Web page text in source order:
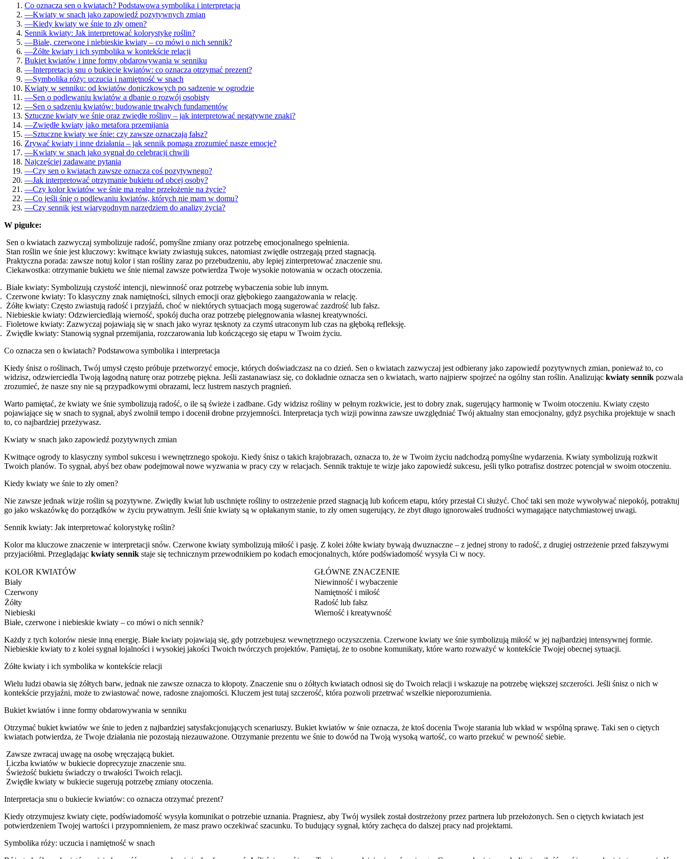
Co oznacza sen o kwiatach? Podstawowa symbolika i interpretacja
—Kwiaty w snach jako zapowiedź pozytywnych zmian
—Kiedy kwiaty we śnie to zły omen?
Sennik kwiaty: Jak interpretować kolorystykę roślin?
—Białe, czerwone i niebieskie kwiaty – co mówi o nich sennik?
—Żółte kwiaty i ich symbolika w kontekście relacji
Bukiet kwiatów i inne formy obdarowywania w senniku
—Interpretacja snu o bukiecie kwiatów: co oznacza otrzymać prezent?
—Symbolika róży: uczucia i namiętność w snach
Kwiaty w senniku: od kwiatów doniczkowych po sadzenie w ogrodzie
—Sen o podlewaniu kwiatów a dbanie o rozwój osobisty
—Sen o sadzeniu kwiatów: budowanie trwałych fundamentów
Sztuczne kwiaty we śnie oraz zwiędłe rośliny – jak interpretować negatywne znaki?
—Zwiędłe kwiaty jako metafora przemijania
—Sztuczne kwiaty we śnie: czy zawsze oznaczają fałsz?
Zrywać kwiaty i inne działania – jak sennik pomaga zrozumieć nasze emocje?
—Kwiaty w snach jako sygnał do celebracji chwili
Najczęściej zadawane pytania
—Czy sen o kwiatach zawsze oznacza coś pozytywnego?
—Jak interpretować otrzymanie bukietu od obcej osoby?
—Czy kolor kwiatów we śnie ma realne przełożenie na życie?
—Co jeśli śnię o podlewaniu kwiatów, których nie mam w domu?
—Czy sennik jest wiarygodnym narzędziem do analizy życia?
W pigułce:
Sen o kwiatach zazwyczaj symbolizuje radość, pomyślne zmiany oraz potrzebę emocjonalnego spełnienia.
Stan roślin we śnie jest kluczowy: kwitnące kwiaty zwiastują sukces, natomiast zwiędłe ostrzegają przed stagnacją.
Praktyczna porada: zawsze notuj kolor i stan rośliny zaraz po przebudzeniu, aby lepiej zinterpretować znaczenie snu.
Ciekawostka: otrzymanie bukietu we śnie niemal zawsze potwierdza Twoje wysokie notowania w oczach otoczenia.
Białe kwiaty: Symbolizują czystość intencji, niewinność oraz potrzebę wybaczenia sobie lub innym.
Czerwone kwiaty: To klasyczny znak namiętności, silnych emocji oraz głębokiego zaangażowania w relację.
Żółte kwiaty: Często zwiastują radość i przyjaźń, choć w niektórych sytuacjach mogą sugerować zazdrość lub fałsz.
Niebieskie kwiaty: Odzwierciedlają wierność, spokój ducha oraz potrzebę pielęgnowania własnej kreatywności.
Fioletowe kwiaty: Zazwyczaj pojawiają się w snach jako wyraz tęsknoty za czymś utraconym lub czas na głęboką refleksję.
Zwiędłe kwiaty: Stanowią sygnał przemijania, rozczarowania lub kończącego się etapu w Twoim życiu.
Co oznacza sen o kwiatach? Podstawowa symbolika i interpretacja
Kiedy śnisz o roślinach, Twój umysł często próbuje przetworzyć emocje, których doświadczasz na co dzień. Sen o kwiatach zazwyczaj jest odbierany jako zapowiedź pozytywnych zmian, ponieważ to, co
widzisz, odzwierciedla Twoją łagodną naturę oraz potrzebę piękna. Jeśli zastanawiasz się, co dokładnie oznacza sen o kwiatach, warto najpierw spojrzeć na ogólny stan roślin. Analizując kwiaty sennik pozwala
zrozumieć, że nasze sny nie są przypadkowymi obrazami, lecz lustrem naszych pragnień.
Warto pamiętać, że kwiaty we śnie symbolizują radość, o ile są świeże i zadbane. Gdy widzisz rośliny w pełnym rozkwicie, jest to dobry znak, sugerujący harmonię w Twoim otoczeniu. Kwiaty często
pojawiające się w snach to sygnał, abyś zwolnił tempo i docenił drobne przyjemności. Interpretacja tych wizji powinna zawsze uwzględniać Twój aktualny stan emocjonalny, gdyż psychika projektuje w snach
to, co najbardziej przeżywasz.
Kwiaty w snach jako zapowiedź pozytywnych zmian
Kwitnące ogrody to klasyczny symbol sukcesu i wewnętrznego spokoju. Kiedy śnisz o takich krajobrazach, oznacza to, że w Twoim życiu nadchodzą pomyślne wydarzenia. Kwiaty symbolizują rozkwit
Twoich planów. To sygnał, abyś bez obaw podejmował nowe wyzwania w pracy czy w relacjach. Sennik traktuje te wizje jako zapowiedź sukcesu, jeśli tylko potrafisz dostrzec potencjał w swoim otoczeniu.
Kiedy kwiaty we śnie to zły omen?
Nie zawsze jednak wizje roślin są pozytywne. Zwiędły kwiat lub uschnięte rośliny to ostrzeżenie przed stagnacją lub końcem etapu, który przestał Ci służyć. Choć taki sen może wywoływać niepokój, potraktuj
go jako wskazówkę do porządków w życiu prywatnym. Jeśli śnie kwiaty są w opłakanym stanie, to zły omen sugerujący, że zbyt długo ignorowałeś trudności wymagające natychmiastowej uwagi.
Sennik kwiaty: Jak interpretować kolorystykę roślin?
Kolor ma kluczowe znaczenie w interpretacji snów. Czerwone kwiaty symbolizują miłość i pasję. Z kolei żółte kwiaty bywają dwuznaczne – z jednej strony to radość, z drugiej ostrzeżenie przed fałszywymi
przyjaciółmi. Przeglądając kwiaty sennik staje się technicznym przewodnikiem po kodach emocjonalnych, które podświadomość wysyła Ci w nocy.
KOLOR KWIATÓW
GŁÓWNE ZNACZENIE
Biały
Niewinność i wybaczenie
Czerwony
Namiętność i miłość
Żółty
Radość lub fałsz
Niebieski
Wierność i kreatywność
Białe, czerwone i niebieskie kwiaty – co mówi o nich sennik?
Każdy z tych kolorów niesie inną energię. Białe kwiaty pojawiają się, gdy potrzebujesz wewnętrznego oczyszczenia. Czerwone kwiaty we śnie symbolizują miłość w jej najbardziej intensywnej formie.
Niebieskie kwiaty to z kolei sygnał lojalności i wysokiej jakości Twoich twórczych projektów. Pamiętaj, że to osobne komunikaty, które warto rozważyć w kontekście Twojej obecnej sytuacji.
Żółte kwiaty i ich symbolika w kontekście relacji
Wielu ludzi obawia się żółtych barw, jednak nie zawsze oznacza to kłopoty. Znaczenie snu o żółtych kwiatach odnosi się do Twoich relacji i wskazuje na potrzebę większej szczerości. Jeśli śnisz o nich w
kontekście przyjaźni, może to zwiastować nowe, radosne znajomości. Kluczem jest tutaj szczerość, która pozwoli przetrwać wszelkie nieporozumienia.
Bukiet kwiatów i inne formy obdarowywania w senniku
Otrzymać bukiet kwiatów we śnie to jeden z najbardziej satysfakcjonujących scenariuszy. Bukiet kwiatów w śnie oznacza, że ktoś docenia Twoje starania lub wkład w wspólną sprawę. Taki sen o ciętych
kwiatach potwierdza, że Twoje działania nie pozostają niezauważone. Otrzymanie prezentu we śnie to dowód na Twoją wysoką wartość, co warto przekuć w pewność siebie.
Zawsze zwracaj uwagę na osobę wręczającą bukiet.
Liczba kwiatów w bukiecie doprecyzuje znaczenie snu.
Świeżość bukietu świadczy o trwałości Twoich relacji.
Zwiędłe kwiaty w bukiecie sugerują potrzebę zmiany otoczenia.
Interpretacja snu o bukiecie kwiatów: co oznacza otrzymać prezent?
Kiedy otrzymujesz kwiaty cięte, podświadomość wysyła komunikat o potrzebie uznania. Pragniesz, aby Twój wysiłek został dostrzeżony przez partnera lub przełożonych. Sen o ciętych kwiatach jest
potwierdzeniem Twojej wartości i przypomnieniem, że masz prawo oczekiwać szacunku. To budujący sygnał, który zachęca do dalszej pracy nad projektami.
Symbolika róży: uczucia i namiętność w snach